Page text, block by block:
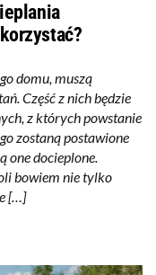
domu, muszą
Część z nich będzie
z których powstanie
zostaną postawione
one docieplone.
bowiem nie tylko
[…]